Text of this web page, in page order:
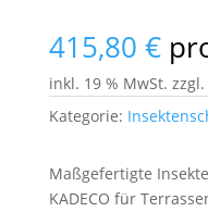
415,80 €
inkl. 19 % MwSt. zzgl.
Kategorie:
Maßgefertigte
KADECO für